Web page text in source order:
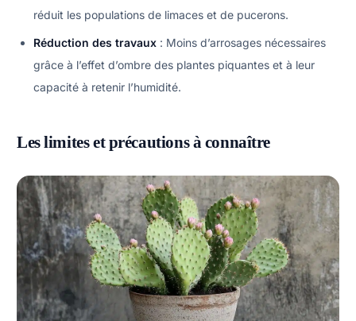
réduit les populations de limaces et de pucerons.
Réduction des travaux : Moins d’arrosages nécessaires
grâce à l’effet d’ombre des plantes piquantes et à leur
capacité à retenir l’humidité.
Les limites et précautions à connaître